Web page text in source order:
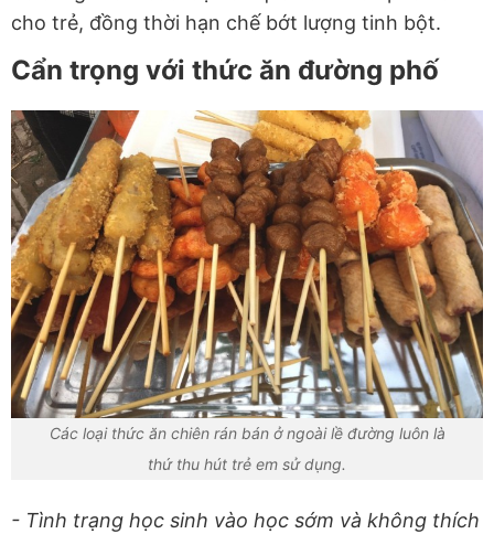
cho trẻ, đồng thời hạn chế bớt lượng tinh bột.
Cẩn trọng với thức ăn đường phố
Các loại thức ăn chiên rán bán ở ngoài lề đường luôn là
thứ thu hút trẻ em sử dụng.
- Tình trạng học sinh vào học sớm và không thích